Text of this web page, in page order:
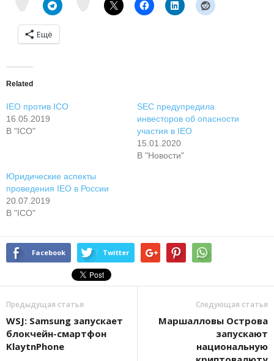
Ещё
Related
IEO против ICO
16.05.2019
В "ICO"
SEC предупредила
инвесторов об опасности
участия в IEO
15.01.2020
В "Новости"
Юридические аспекты
проведения IEO в России
20.07.2019
В "ICO"
Facebook Twitter
Предыдущая статья
WSJ: Samsung запускает
блокчейн-смартфон
KlaytnPhone
Следующая статья
Маршалловы Острова
запускают
национальную